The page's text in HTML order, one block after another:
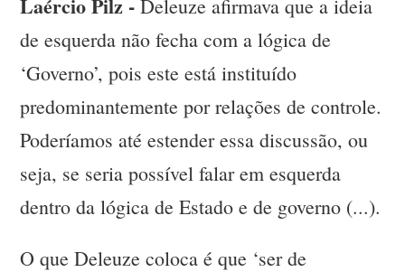
Laércio Pilz - Deleuze afirmava que a ideia
de esquerda não fecha com a lógica de
‘Governo’, pois este está instituído
predominantemente por relações de controle.
Poderíamos até estender essa discussão, ou
seja, se seria possível falar em esquerda
dentro da lógica de Estado e de governo (...).
O que Deleuze coloca é que ‘ser de